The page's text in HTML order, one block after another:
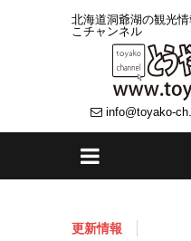
北海道洞爺湖の観光
こチャンネル
info@toyako-
更新情報